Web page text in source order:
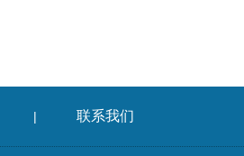
| 联系我们